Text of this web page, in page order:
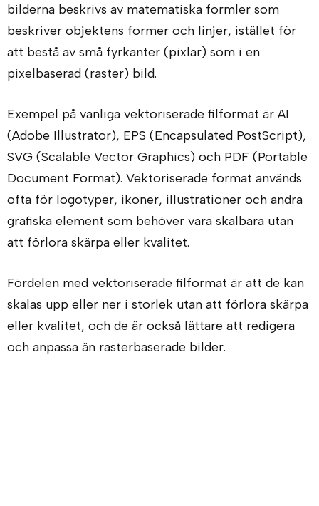
bilderna beskrivs av matematiska formler som
beskriver objektens former och linjer, istället för
att bestå av små fyrkanter (pixlar) som i en
pixelbaserad (raster) bild.
Exempel på vanliga vektoriserade filformat är AI
(Adobe Illustrator), EPS (Encapsulated PostScript),
SVG (Scalable Vector Graphics) och PDF (Portable
Document Format). Vektoriserade format används
ofta för logotyper, ikoner, illustrationer och andra
grafiska element som behöver vara skalbara utan
att förlora skärpa eller kvalitet.
Fördelen med vektoriserade filformat är att de kan
skalas upp eller ner i storlek utan att förlora skärpa
eller kvalitet, och de är också lättare att redigera
och anpassa än rasterbaserade bilder.